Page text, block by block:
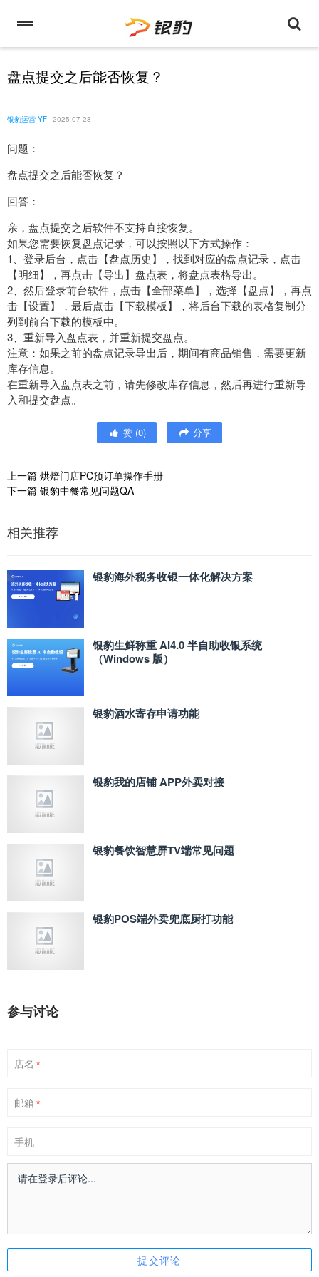
盘点提交之后能否恢复？
银豹运营-YF 2025-07-28
问题：
盘点提交之后能否恢复？
回答：
亲，盘点提交之后软件不支持直接恢复。
如果您需要恢复盘点记录，可以按照以下方式操作：
1、登录后台，点击【盘点历史】，找到对应的盘点记录，点击
【明细】，再点击【导出】盘点表，将盘点表格导出。
2、然后登录前台软件，点击【全部菜单】，选择【盘点】，再点
击【设置】，最后点击【下载模板】，将后台下载的表格复制分
列到前台下载的模板中。
3、重新导入盘点表，并重新提交盘点。
注意：如果之前的盘点记录导出后，期间有商品销售，需要更新
库存信息。
在重新导入盘点表之前，请先修改库存信息，然后再进行重新导
入和提交盘点。
赞 (0) 分享
上一篇 烘焙门店PC预订单操作手册
下一篇 银豹中餐常见问题QA
相关推荐
银豹海外税务收银一体化解决方案
银豹生鲜称重 AI4.0 半自助收银系统
（Windows 版）
银豹酒水寄存申请功能
银豹我的店铺 APP外卖对接
银豹餐饮智慧屏TV端常见问题
银豹POS端外卖兜底厨打功能
参与讨论
店名 *
邮箱 *
手机